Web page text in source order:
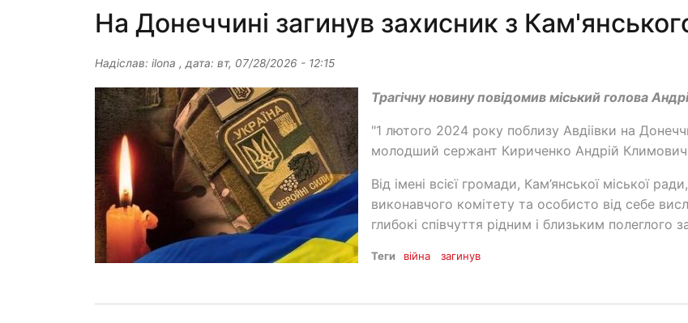
На Донеччині загинув захисник з
Надіслав: ilona , дата: вт, 07/28/2026 - 12:15
Трагічну новину повідомив міський голова
"1 лютого 2024 року поблизу Авдіівки на
молодший сержант Кириченко Андрій
Від імені всієї громади, Кам’янської міської ради,
виконавчого комітету та особисто від себе
глибокі співчуття рідним і близьким полеглого
Теги війна загинув